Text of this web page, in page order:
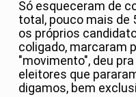
Só esqueceram de
total, pouco mais de
os próprios
coligado, marcaram
"movimento", deu
eleitores que
digamos, bem